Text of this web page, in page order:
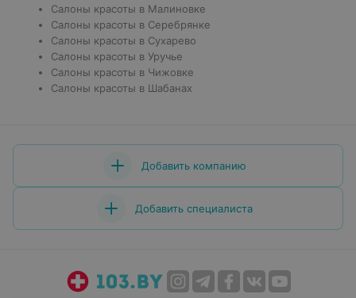
Салоны красоты в Малиновке
Салоны красоты в Серебрянке
Салоны красоты в Сухарево
Салоны красоты в Уручье
Салоны красоты в Чижовке
Салоны красоты в Шабанах
Добавить компанию
Добавить специалиста